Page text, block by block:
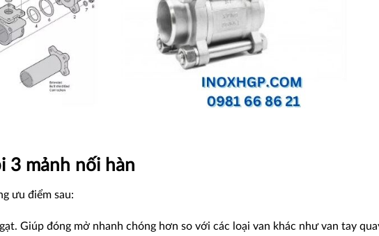
3 mảnh nối hàn
ưu điểm sau:
Giúp đóng mở nhanh chóng hơn so với các loại van khác như van tay